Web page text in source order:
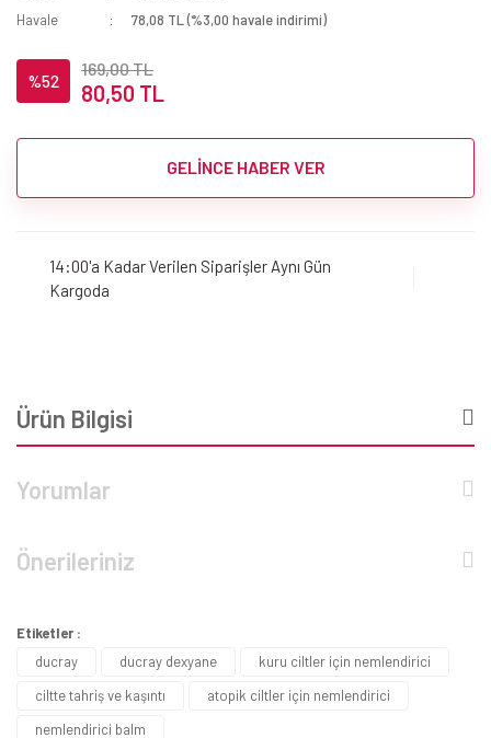
Havale
78,08 TL (%3,00 havale indirimi)
%52
169,00 TL
80,50 TL
GELİNCE HABER VER
14:00'a Kadar Verilen Siparişler Aynı Gün
Kargoda
Ürün Bilgisi
Yorumlar
Önerileriniz
Etiketler :
ducray
ducray dexyane
kuru ciltler için nemlendirici
ciltte tahriş ve kaşıntı
atopik ciltler için nemlendirici
nemlendirici balm